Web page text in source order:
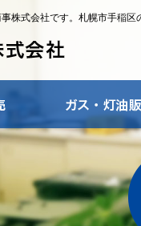
株式会社です。札幌市手稲区